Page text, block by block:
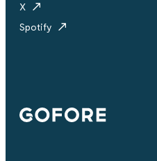
X
Spotify
Gofore